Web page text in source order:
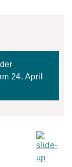
24. April